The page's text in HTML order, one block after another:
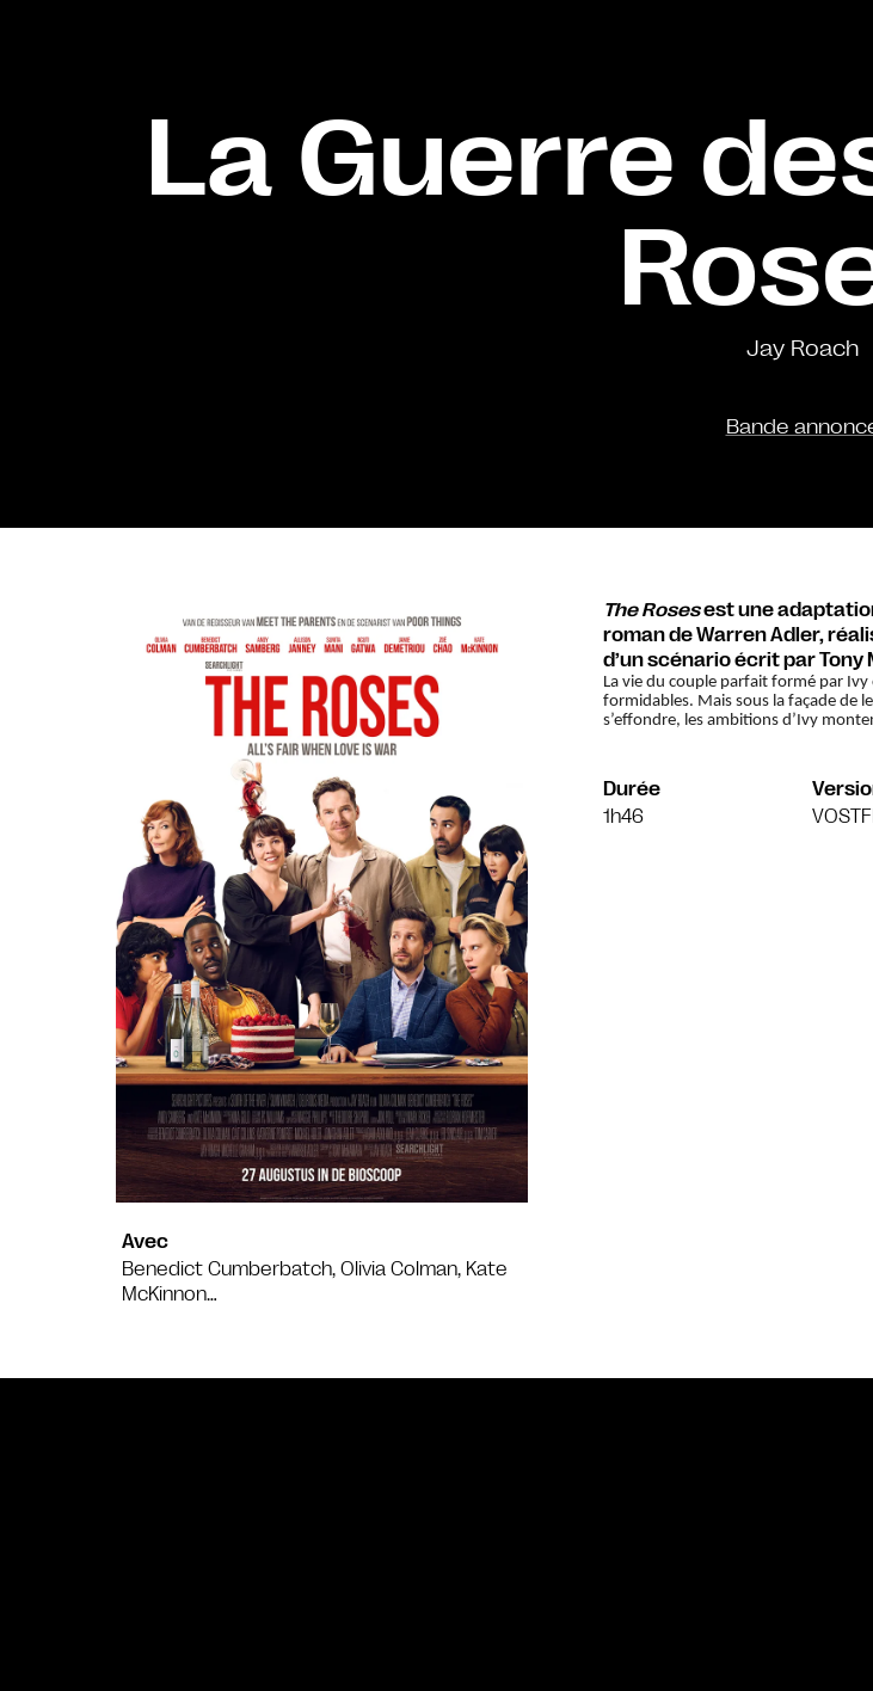
La Guerre
Jay Roach
Bande
Avec
Benedict Cumberbatch, Olivia Colman, Kate
McKinnon…
The Rosesest une
roman de Warren Adler,
d’un scénario écrit par Tony
La vie du couple parfait formé par
formidables. Mais sous la façade de
s’effondre, les ambitions d’Ivy
Durée
1h46